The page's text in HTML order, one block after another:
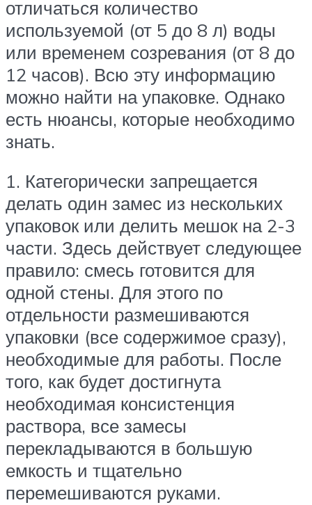
отличаться количество
используемой (от 5 до 8 л) воды
или временем созревания (от 8 до
12 часов). Всю эту информацию
можно найти на упаковке. Однако
есть нюансы, которые необходимо
знать.
1. Категорически запрещается
делать один замес из нескольких
упаковок или делить мешок на 2-3
части. Здесь действует следующее
правило: смесь готовится для
одной стены. Для этого по
отдельности размешиваются
упаковки (все содержимое сразу),
необходимые для работы. После
того, как будет достигнута
необходимая консистенция
раствора, все замесы
перекладываются в большую
емкость и тщательно
перемешиваются руками.